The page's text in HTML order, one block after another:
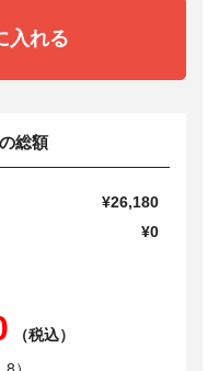
入れる
総額
¥26,180
¥0
（税込）